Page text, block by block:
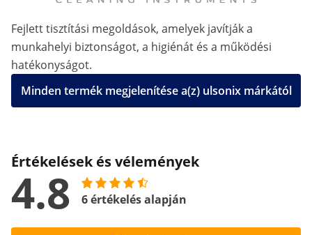
Fejlett tisztítási megoldások, amelyek javítják a
munkahelyi biztonságot, a higiénát és a működési
hatékonyságot.
Minden termék megjelenítése a(z) ulsonix márkától
Értékelések és vélemények
4.8 6 értékelés alapján